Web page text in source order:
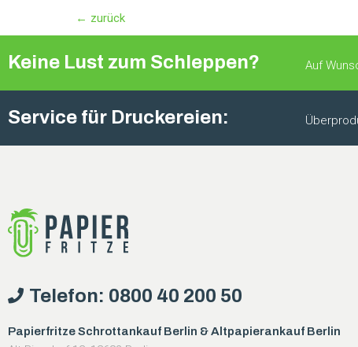
← zurück
Keine Lust zum Schleppen? Auf
Service für Druckereien:
Telefon: 0800 40 200 50
Papierfritze Schrottankauf Berlin & Altpapierankauf Berlin